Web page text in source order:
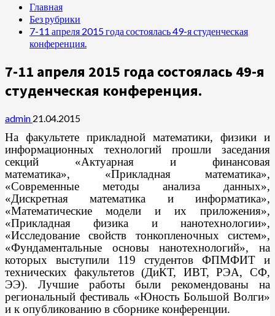
Главная
Без рубрики
7-11 апреля 2015 года состоялась 49-я студенческая
конференция.
7-11 апреля 2015 года состоялась 49-я
студенческая конференция.
admin 21.04.2015
На факультете прикладной математики, физики и
информационных технологий прошли заседания
секций «Актуарная и финансовая
математика», «Прикладная математика»,
«Современные методы анализа данных»,
«Дискретная математика и информатика»,
«Математические модели и их приложения»,
«Прикладная физика и нанотехнологии»,
«Исследование свойств тонкопленочных систем»,
«Фундаментальные основы нанотехнологий», на
которых выступили 119 студентов ФПМФИТ и
технических факультетов (ДиКТ, ИВТ, РЭА, СФ,
ЭЭ). Лучшие работы были рекомендованы на
региональный фестиваль «Юность Большой Волги»
и к опубликованию в сборнике конференции.